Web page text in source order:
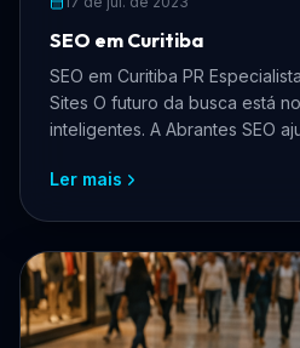
SEO em Curitiba
SEO em Curitiba PR
Sites O futuro da busca está
inteligentes. A Abrantes SEO
Ler mais